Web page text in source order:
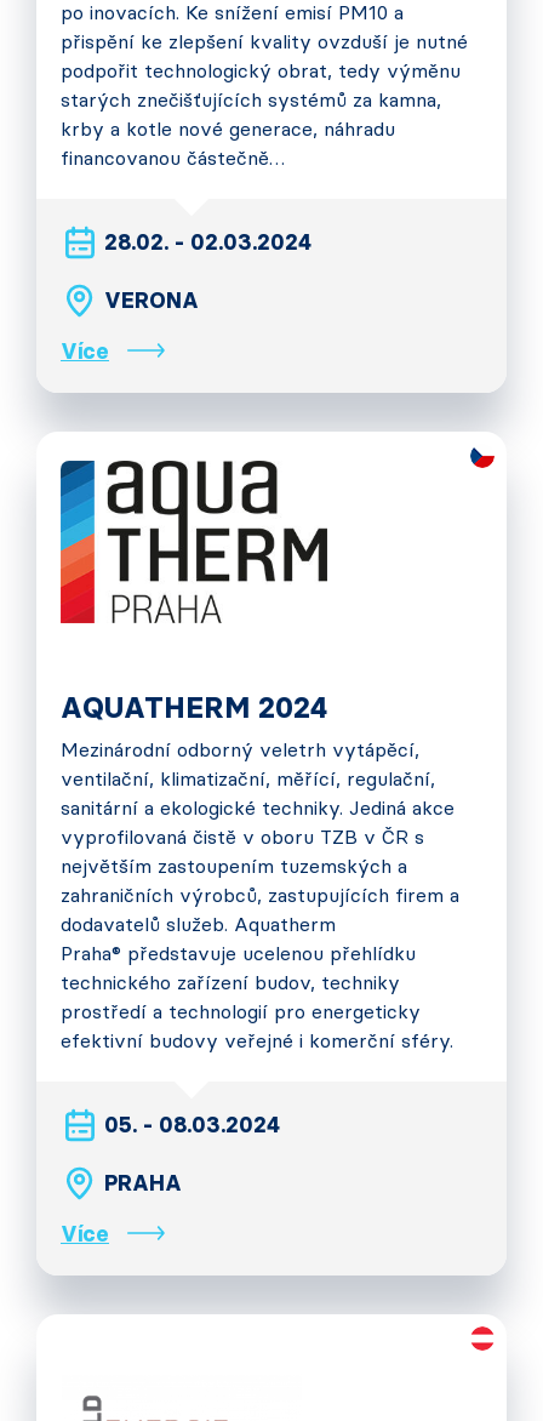
po inovacích. Ke snížení emisí PM10 a
přispění ke zlepšení kvality ovzduší je nutné
podpořit technologický obrat, tedy výměnu
starých znečišťujících systémů za kamna,
krby a kotle nové generace, náhradu
financovanou částečně…
28.02. - 02.03.2024
VERONA
Více
AQUATHERM 2024
Mezinárodní odborný veletrh vytápěcí,
ventilační, klimatizační, měřící, regulační,
sanitární a ekologické techniky. Jediná akce
vyprofilovaná čistě v oboru TZB v ČR s
největším zastoupením tuzemských a
zahraničních výrobců, zastupujících firem a
dodavatelů služeb. Aquatherm
Praha® představuje ucelenou přehlídku
technického zařízení budov, techniky
prostředí a technologií pro energeticky
efektivní budovy veřejné i komerční sféry.
05. - 08.03.2024
PRAHA
Více